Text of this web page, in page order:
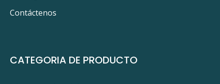
Contáctenos
CATEGORIA DE PRODUCTO